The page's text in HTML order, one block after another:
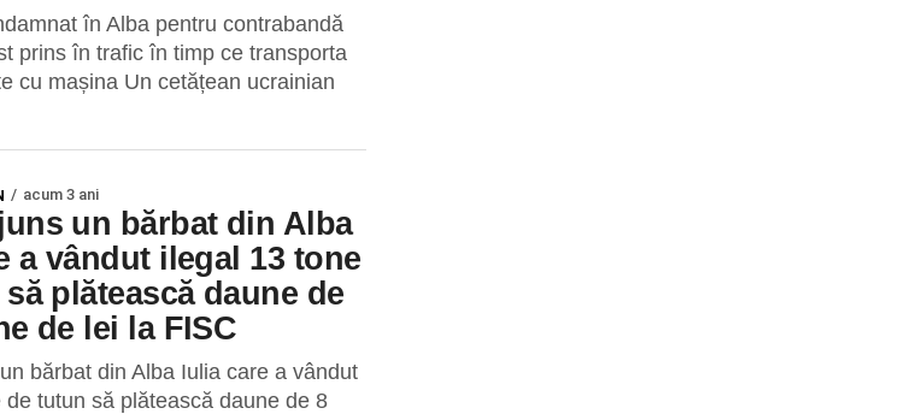
în Alba pentru contrabandă
prins în trafic în timp ce transporta
cu mașina Un cetățean ucrainian
acum 3 ani
un bărbat din Alba
a vândut ilegal 13 tone
plătească daune de
de lei la FISC
bărbat din Alba Iulia care a vândut
de tutun să plătească daune de 8